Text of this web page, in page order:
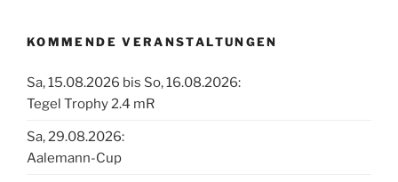
KOMMENDE VERANSTALTUNGEN
Sa, 15.08.2026 bis So, 16.08.2026:
Tegel Trophy 2.4 mR
Sa, 29.08.2026:
Aalemann-Cup